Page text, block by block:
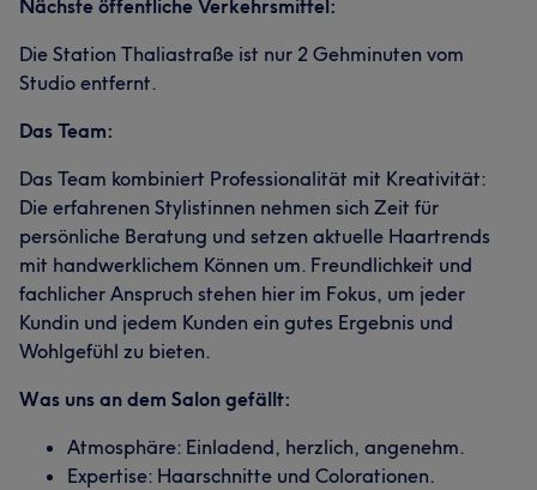
Nächste öffentliche Verkehrsmittel:
Die Station Thaliastraße ist nur 2 Gehminuten vom
Studio entfernt.
Das Team:
Das Team kombiniert Professionalität mit Kreativität:
Die erfahrenen Stylistinnen nehmen sich Zeit für
persönliche Beratung und setzen aktuelle Haartrends
mit handwerklichem Können um. Freundlichkeit und
fachlicher Anspruch stehen hier im Fokus, um jeder
Kundin und jedem Kunden ein gutes Ergebnis und
Wohlgefühl zu bieten.
Was uns an dem Salon gefällt:
Atmosphäre: Einladend, herzlich, angenehm.
Expertise: Haarschnitte und Colorationen.